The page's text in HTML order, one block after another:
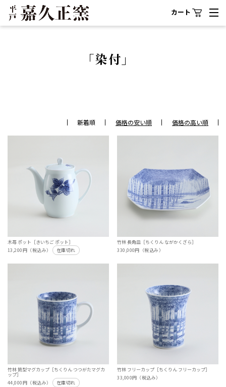
カート
「染付」
新着順 価格の安い順 価格の高い順
木苺 ポット［きいちご ポット］
13,200円（税込み）
在庫切れ
竹林 長角皿［ちくりん ながかくざら］
330,000円（税込み）
竹林 筒型マグカップ［ちくりん つつがたマグカ
ップ］
44,000円（税込み）
在庫切れ
竹林 フリーカップ［ちくりん フリーカップ］
33,000円（税込み）